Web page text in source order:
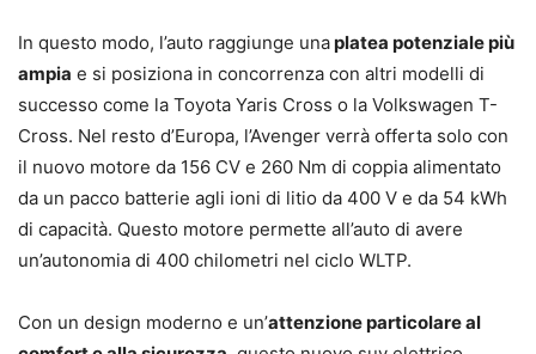
In questo modo, l’auto raggiunge unaplatea potenziale più
ampia e si posiziona in concorrenza con altri modelli di
successo come la Toyota Yaris Cross o la Volkswagen T-
Cross. Nel resto d’Europa, l’Avenger verrà offerta solo con
il nuovo motore da 156 CV e 260 Nm di coppia alimentato
da un pacco batterie agli ioni di litio da 400 V e da 54 kWh
di capacità. Questo motore permette all’auto di avere
un’autonomia di 400 chilometri nel ciclo WLTP.
Con un design moderno e un’attenzione particolare al